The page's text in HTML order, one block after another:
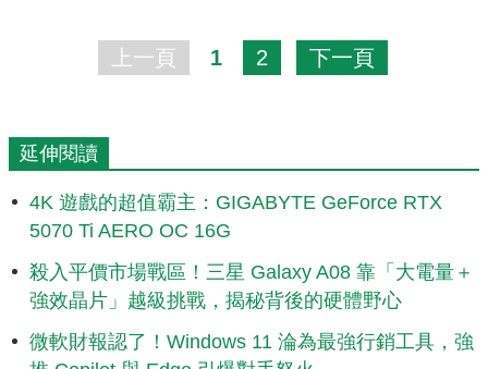
上一頁 1 2 下一頁
延伸閱讀
4K 遊戲的超值霸主：GIGABYTE GeForce RTX
5070 Ti AERO OC 16G
殺入平價市場戰區！三星 Galaxy A08 靠「大電量＋
強效晶片」越級挑戰，揭秘背後的硬體野心
微軟財報認了！Windows 11 淪為最強行銷工具，強